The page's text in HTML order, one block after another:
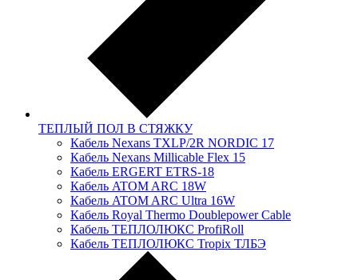
ТЕПЛЫЙ ПОЛ В СТЯЖКУ
Кабель Nexans TXLP/2R NORDIC 17
Кабель Nexans Millicable Flex 15
Кабель ERGERT ETRS-18
Кабель ATOM ARC 18W
Кабель ATOM ARC Ultra 16W
Кабель Royal Thermo Doublepower Cable
Кабель ТЕПЛОЛЮКС ProfiRoll
Кабель ТЕПЛОЛЮКС Tropix ТЛБЭ